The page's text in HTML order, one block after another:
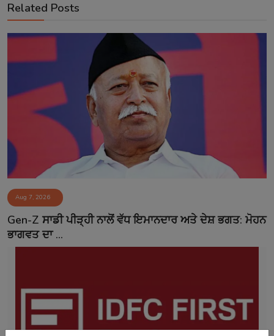
Related Posts
Aug 7, 2026
Gen-Z ਸਾਡੀ ਪੀੜ੍ਹੀ ਨਾਲੋਂ ਵੱਧ ਇਮਾਨਦਾਰ ਅਤੇ ਦੇਸ਼ ਭਗਤ: ਮੋਹਨ
ਭਾਗਵਤ ਦਾ ...